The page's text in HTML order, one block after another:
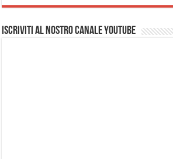
Iscriviti al nostro Canale Youtube